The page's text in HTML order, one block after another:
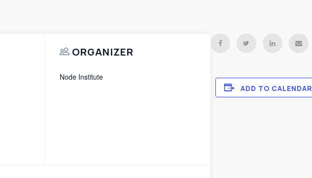
ORGANIZER
Node Institute
ADD TO CALENDAR